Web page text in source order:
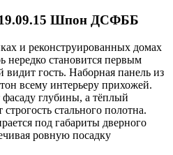
19.09.15 Шпон ДСФББ
и реконструированных домах
нередко становится первым
видит гость. Наборная панель из
всему интерьеру прихожей.
фасаду глубины, а тёплый
стального полотна.
под габариты дверного
ровную посадку